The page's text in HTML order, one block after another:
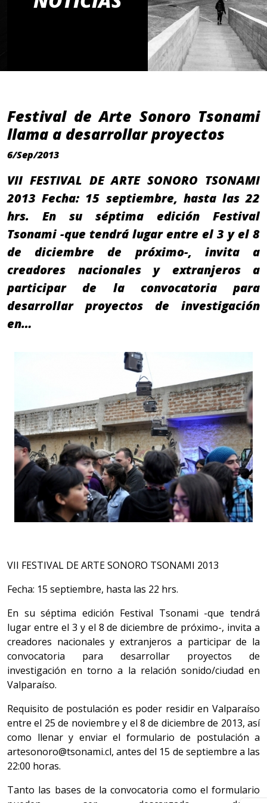
Festival de Arte Sonoro Tsonami
llama a desarrollar proyectos
6/Sep/2013
VII FESTIVAL DE ARTE SONORO TSONAMI
2013 Fecha: 15 septiembre, hasta las 22
hrs. En su séptima edición Festival
Tsonami -que tendrá lugar entre el 3 y el 8
de diciembre de próximo-, invita a
creadores nacionales y extranjeros a
participar de la convocatoria para
desarrollar proyectos de investigación
en…
VII FESTIVAL DE ARTE SONORO TSONAMI 2013
Fecha: 15 septiembre, hasta las 22 hrs.
En su séptima edición Festival Tsonami -que tendrá
lugar entre el 3 y el 8 de diciembre de próximo-, invita a
creadores nacionales y extranjeros a participar de la
convocatoria para desarrollar proyectos de
investigación en torno a la relación sonido/ciudad en
Valparaíso.
Requisito de postulación es poder residir en Valparaíso
entre el 25 de noviembre y el 8 de diciembre de 2013, así
como llenar y enviar el formulario de postulación a
artesonoro@tsonami.cl, antes del 15 de septiembre a las
22:00 horas.
Tanto las bases de la convocatoria como el formulario